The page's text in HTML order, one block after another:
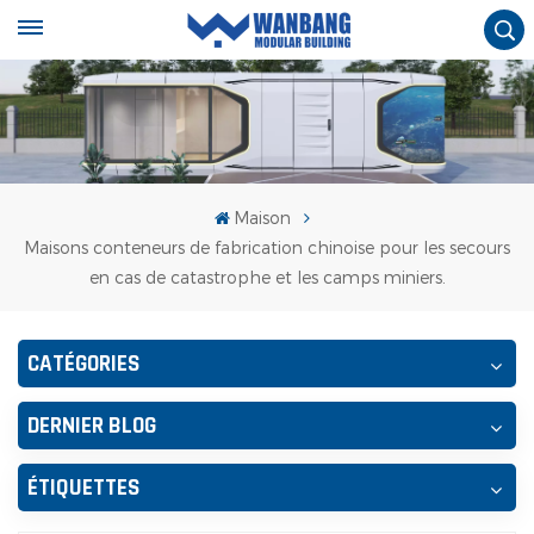
Maison
Maisons conteneurs de fabrication chinoise pour les secours
en cas de catastrophe et les camps miniers.
CATÉGORIES
DERNIER BLOG
ÉTIQUETTES